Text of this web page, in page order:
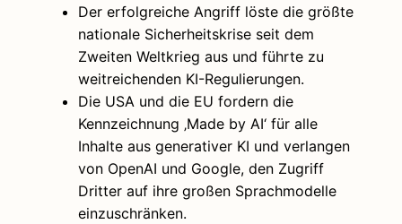
Der erfolgreiche Angriff löste die größte
nationale Sicherheitskrise seit dem
Zweiten Weltkrieg aus und führte zu
weitreichenden KI-Regulierungen.
Die USA und die EU fordern die
Kennzeichnung ‚Made by AI‘ für alle
Inhalte aus generativer KI und verlangen
von OpenAI und Google, den Zugriff
Dritter auf ihre großen Sprachmodelle
einzuschränken.